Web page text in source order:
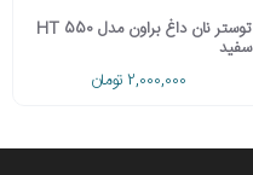
توستر نان داغ براون مدل HT 550
سفید
2,000,000 تومان